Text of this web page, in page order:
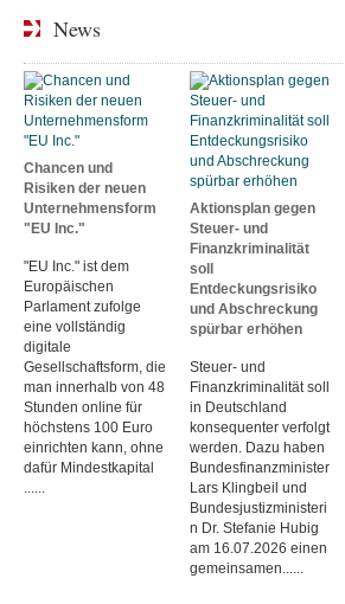
News
Chancen und
Risiken der neuen
Unternehmensform
"EU Inc."
"EU Inc." ist dem
Europäischen
Parlament zufolge
eine vollständig
digitale
Gesellschaftsform, die
man innerhalb von 48
Stunden online für
höchstens 100 Euro
einrichten kann, ohne
dafür Mindestkapital
Aktionsplan gegen
Steuer- und
Finanzkriminalität
soll
Entdeckungsrisiko
und Abschreckung
spürbar erhöhen
Steuer- und
Finanzkriminalität soll
in Deutschland
konsequenter verfolgt
werden. Dazu haben
Bundesfinanzminister
Lars Klingbeil und
Bundesjustizministeri
n Dr. Stefanie Hubig
am 16.07.2026 einen
gemeinsamen......